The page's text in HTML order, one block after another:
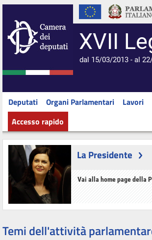
XVII
dal 15/03/2013 - al
Deputati Organi Parlamentari Lavori
Accesso rapido
La Presidente
Vai alla home page della
Temi dell'attività